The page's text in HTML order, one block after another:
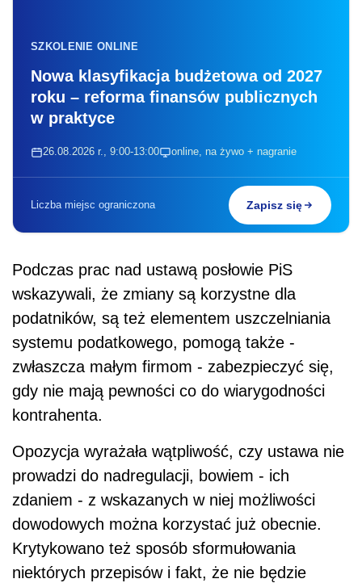
SZKOLENIE ONLINE
Nowa klasyfikacja budżetowa od 2027
roku – reforma finansów publicznych
w praktyce
26.08.2026 r., 9:00-13:00 online, na żywo + nagranie
Liczba miejsc ograniczona Zapisz się
Podczas prac nad ustawą posłowie PiS
wskazywali, że zmiany są korzystne dla
podatników, są też elementem uszczelniania
systemu podatkowego, pomogą także -
zwłaszcza małym firmom - zabezpieczyć się,
gdy nie mają pewności co do wiarygodności
kontrahenta.
Opozycja wyrażała wątpliwość, czy ustawa nie
prowadzi do nadregulacji, bowiem - ich
zdaniem - z wskazanych w niej możliwości
dowodowych można korzystać już obecnie.
Krytykowano też sposób sformułowania
niektórych przepisów i fakt, że nie będzie